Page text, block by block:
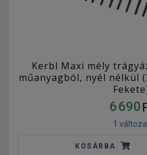
Kerbl Maxi mély
műanyagból, nyél nélkül
6 690
1
KOSÁRBA